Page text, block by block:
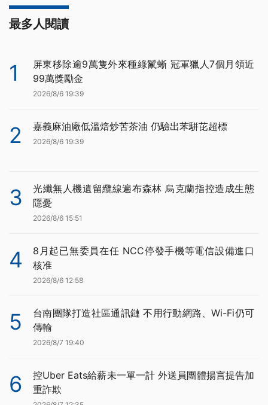
最多人閱讀
1
屏東移除逾9萬隻外來種綠鬣蜥 冠軍獵人7個月領近
99萬獎勵金
2026/8/6 19:39
2 嘉義麻油廠低溫焙炒苦茶油 仍驗出苯駢芘超標
2026/8/6 19:39
3
光纖無人機遺留纜線遍布森林 烏克蘭指控造成生態
隱憂
2026/8/6 15:51
4
8月起已無委員在任 NCC停發手機等電信設備進口
核准
2026/8/6 12:58
5
台南團隊打造社區通訊鏈 不用行動網路、Wi-Fi仍可
傳輸
2026/8/7 19:40
6
控Uber Eats給薪未一單一計 外送員團體揚言提告加
重詐欺